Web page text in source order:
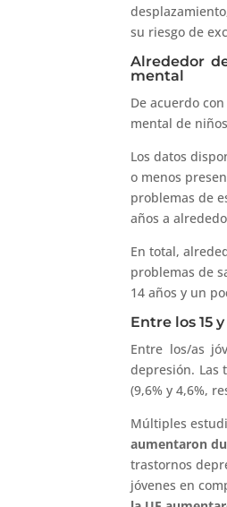
su riesgo de
Alrededor
mental
De acuerdo
mental de
Los datos
o menos
problemas de
años a
En total,
problemas de
14 años y un
Entre los 15
Entre los/as
depresión. Las
(9,6% y 4,6%,
Múltiples
aumentaron
trastornos
jóvenes en